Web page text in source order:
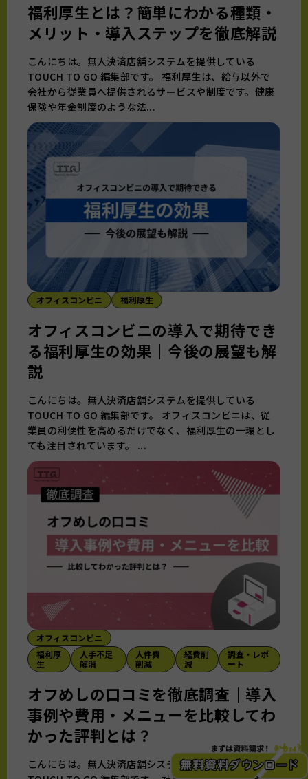
福利厚生とは？簡単にわかる種類・
メリット・導入ステップを徹底解説
こんにちは。無人決済店舗システムを提供している
TOUCH TO GO 編集部です。 福利厚生は、給与以外で
会社から従業員へ提供されるサービスや制度です。健康
保険や年金制度のような法...
オフィスコンビニ 福利厚生
オフィスコンビニの導入で期待でき
る福利厚生の効果｜今後の展望も解
説
こんにちは。無人決済店舗システムを提供している
TOUCH TO GO 編集部です。 オフィスコンビニは、従
業員の利便性を高めるだけでなく、福利厚生の一環とし
ても注目されています。 ...
オフィスコンビニ
福利厚
生
人手不足
解消
人件費
削減
経費削
減
調査・レポ
ート
オフめしの口コミを徹底調査｜導入
事例や費用・メニューを比較してわ
かった評判とは？
こんにちは。無人決済店舗システムを提供している